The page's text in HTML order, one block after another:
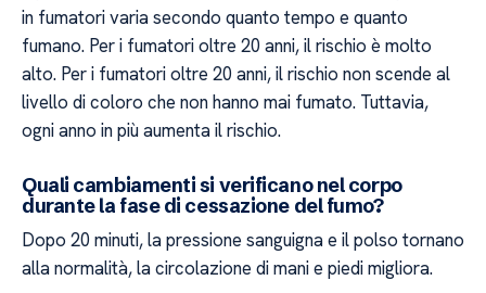
in fumatori varia secondo quanto tempo e quanto
fumano. Per i fumatori oltre 20 anni, il rischio è molto
alto. Per i fumatori oltre 20 anni, il rischio non scende al
livello di coloro che non hanno mai fumato. Tuttavia,
ogni anno in più aumenta il rischio.
Quali cambiamenti si verificano nel corpo
durante la fase di cessazione del fumo?
Dopo 20 minuti, la pressione sanguigna e il polso tornano
alla normalità, la circolazione di mani e piedi migliora.